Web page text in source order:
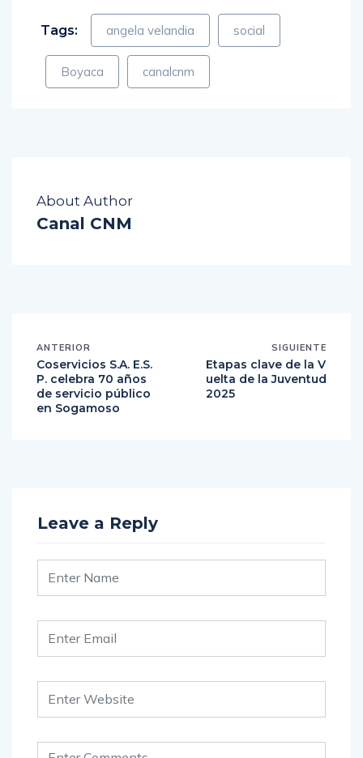
Tags: angela velandia social
Boyaca canalcnm
About Author
Canal CNM
ANTERIOR
Coservicios S.A. E.S.
P. celebra 70 años
de servicio público
en Sogamoso
SIGUIENTE
Etapas clave de la V
uelta de la Juventud
2025
Leave a Reply